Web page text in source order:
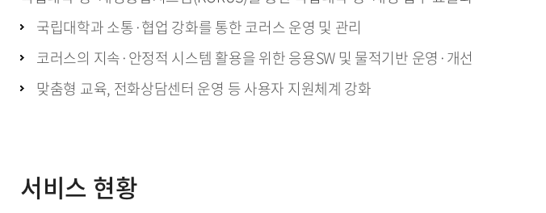
국립대학과 소통·협업 강화를 통한 코러스 운영 및 관리
코러스의 지속·안정적 시스템 활용을 위한 응용SW 및 물적기반 운영·개선
맞춤형 교육, 전화상담센터 운영 등 사용자 지원체계 강화
서비스 현황